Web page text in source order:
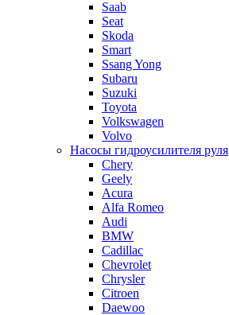
Saab
Seat
Skoda
Smart
Ssang Yong
Subaru
Suzuki
Toyota
Volkswagen
Volvo
Насосы гидроусилителя руля
Chery
Geely
Acura
Alfa Romeo
Audi
BMW
Cadillac
Chevrolet
Chrysler
Citroen
Daewoo